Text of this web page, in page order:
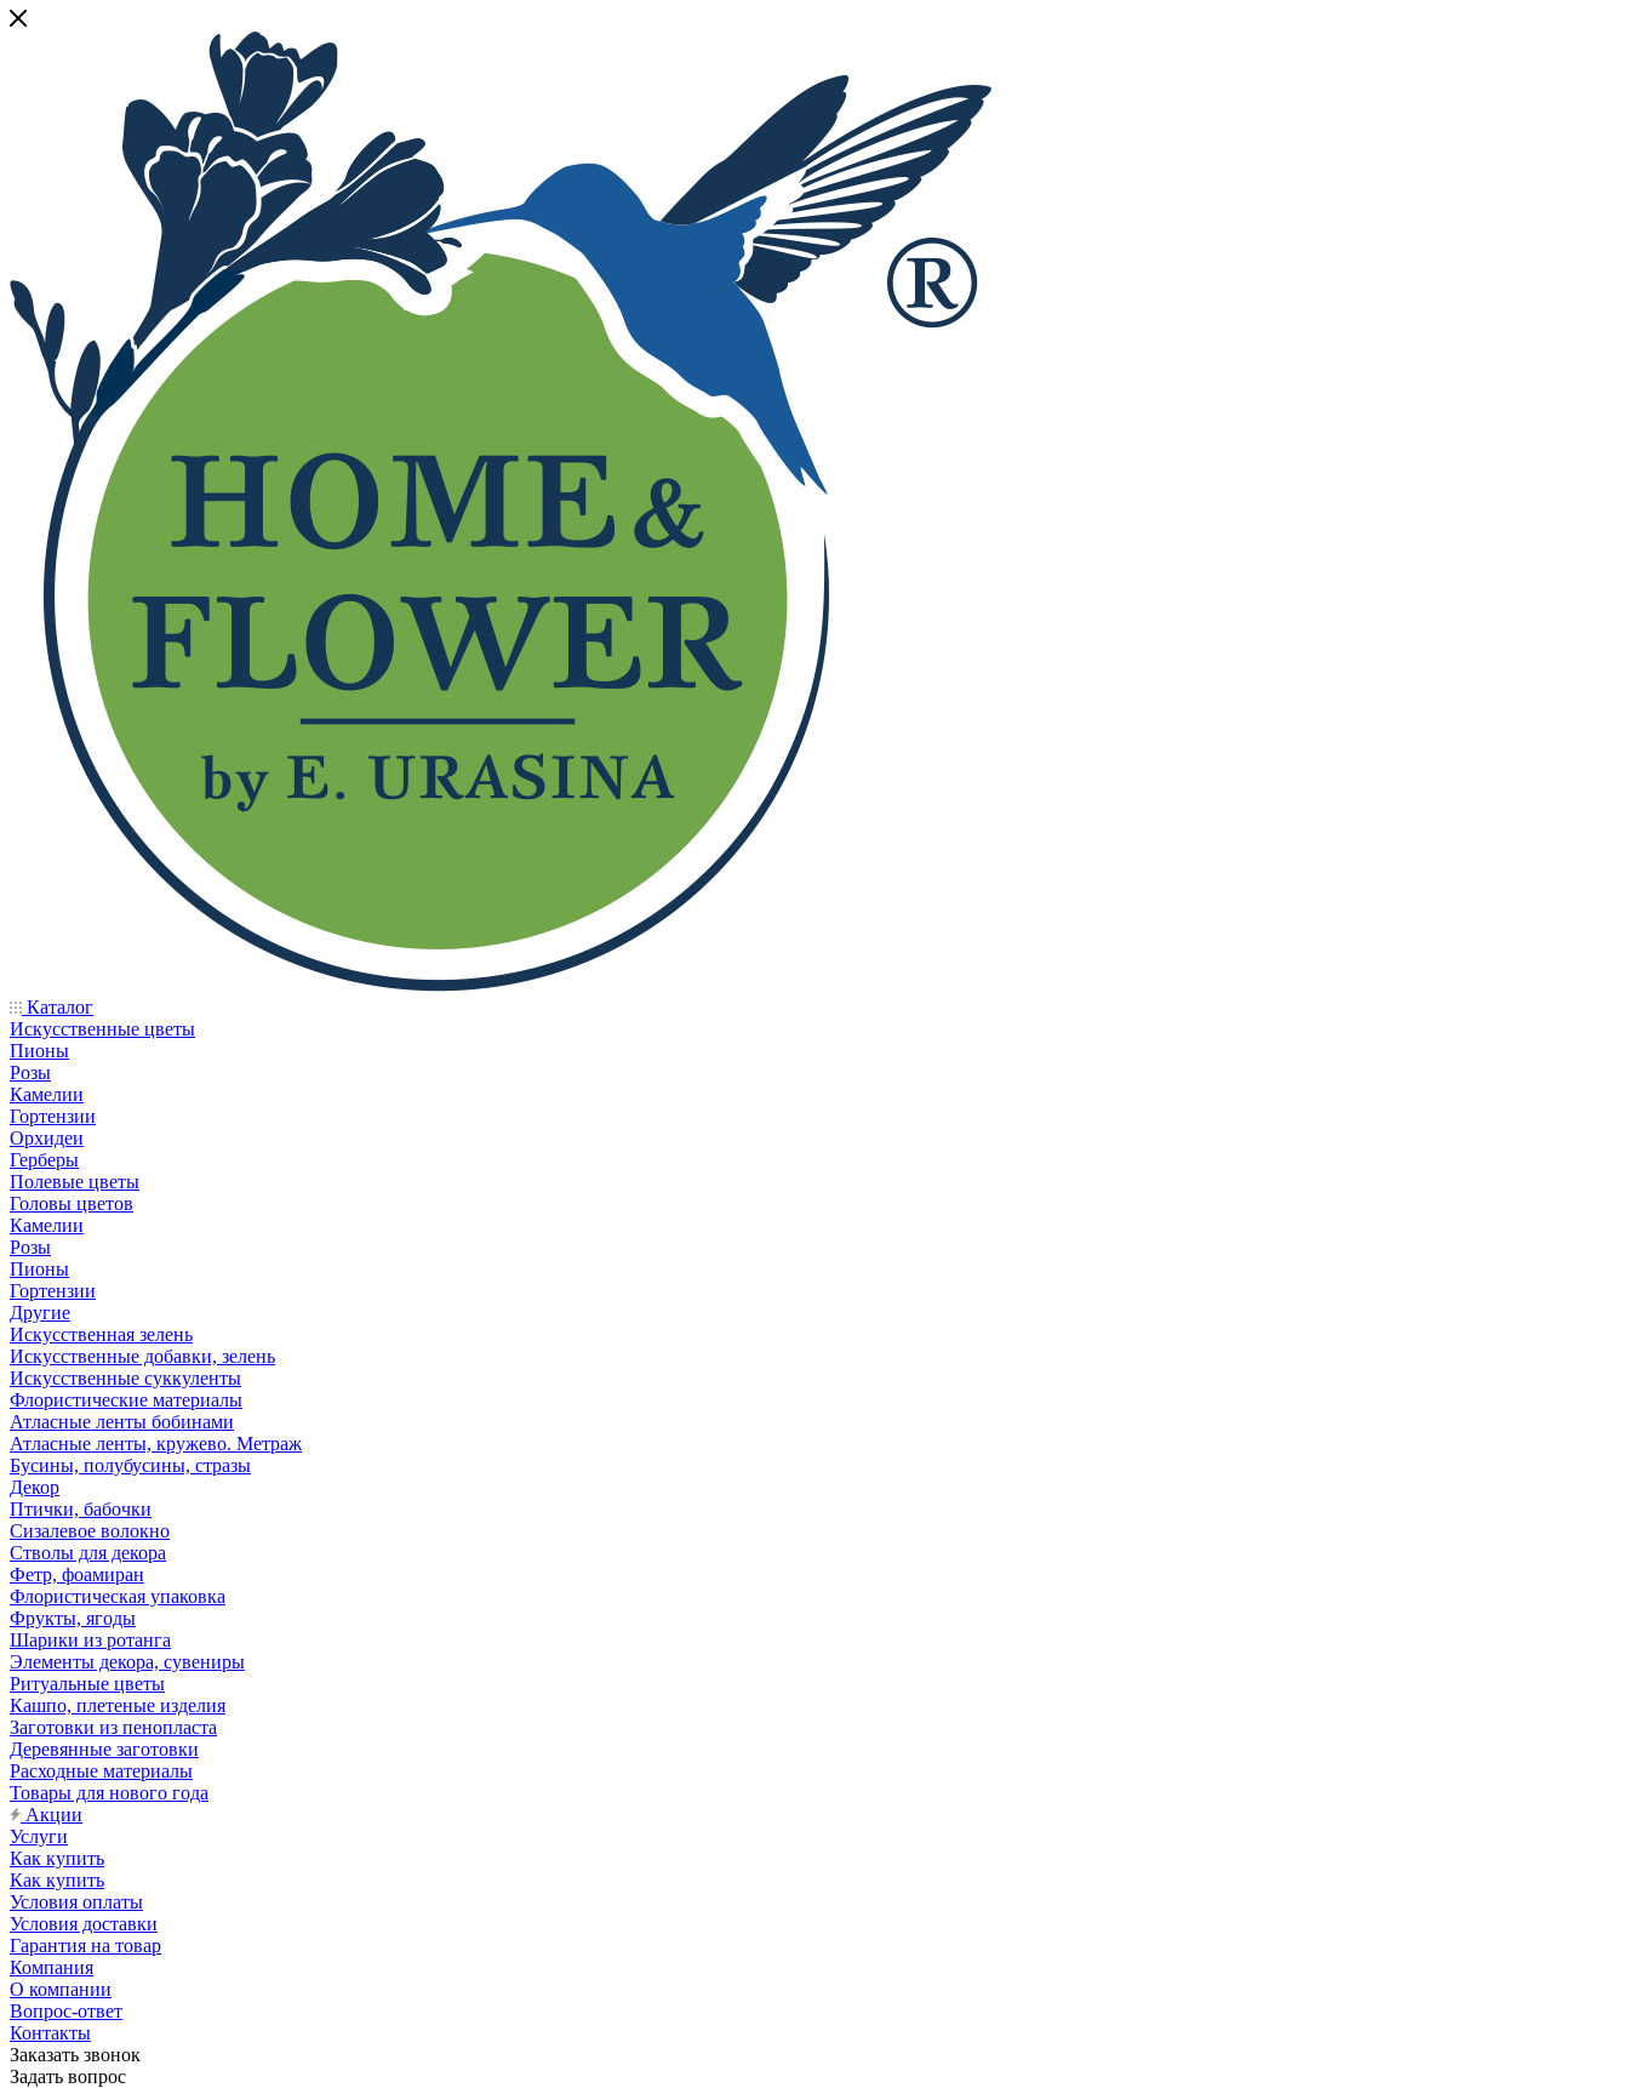
Каталог
Искусственные цветы
Пионы
Розы
Камелии
Гортензии
Орхидеи
Герберы
Полевые цветы
Головы цветов
Камелии
Розы
Пионы
Гортензии
Другие
Искусственная зелень
Искусственные добавки, зелень
Искусственные суккуленты
Флористические материалы
Атласные ленты бобинами
Атласные ленты, кружево. Метраж
Бусины, полубусины, стразы
Декор
Птички, бабочки
Сизалевое волокно
Стволы для декора
Фетр, фоамиран
Флористическая упаковка
Фрукты, ягоды
Шарики из ротанга
Элементы декора, сувениры
Ритуальные цветы
Кашпо, плетеные изделия
Заготовки из пенопласта
Деревянные заготовки
Расходные материалы
Товары для нового года
Акции
Услуги
Как купить
Как купить
Условия оплаты
Условия доставки
Гарантия на товар
Компания
О компании
Вопрос-ответ
Контакты
Заказать звонок
Задать вопрос